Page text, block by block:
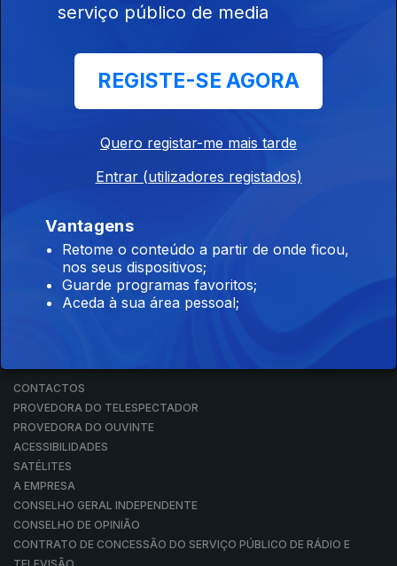
RTP PLAY
EM DIRETO
REVER PROGRAMAS
CONCURSOS
CONTACTOS
PROVEDORA DO TELESPECTADOR
PROVEDORA DO OUVINTE
ACESSIBILIDADES
SATÉLITES
A EMPRESA
CONSELHO GERAL INDEPENDENTE
CONSELHO DE OPINIÃO
CONTRATO DE CONCESSÃO DO SERVIÇO PÚBLICO DE RÁDIO E
serviço público de media
REGISTE-SE AGORA
Quero registar-me mais tarde
Entrar (utilizadores registados)
Vantagens
Retome o conteúdo a partir de onde ficou,
nos seus dispositivos;
Guarde programas favoritos;
Aceda à sua área pessoal;